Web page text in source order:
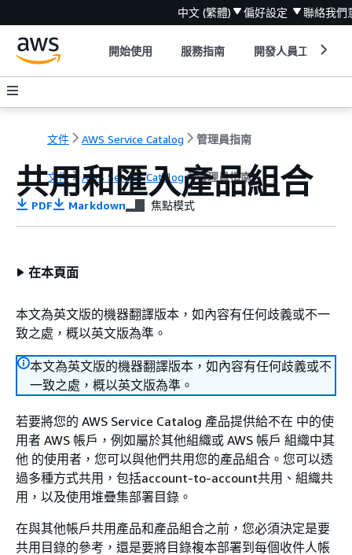
中文 (繁體) 偏好設定 聯絡我們
開始使用 服務指南 開發人員工具
文件 AWS Service Catalog 管理員指南
文件 AWS Service Catalog 管理員指南
共用和匯入產品組合
PDF Markdown 焦點模式
在本頁面
本文為英文版的機器翻譯版本，如內容有任何歧義或不一
致之處，概以英文版為準。
本文為英文版的機器翻譯版本，如內容有任何歧義或不
一致之處，概以英文版為準。
若要將您的 AWS Service Catalog 產品提供給不在 中的使
用者 AWS 帳戶，例如屬於其他組織或 AWS 帳戶 組織中其
他 的使用者，您可以與他們共用您的產品組合。您可以透
過多種方式共用，包括account-to-account共用、組織共
用，以及使用堆疊集部署目錄。
在與其他帳戶共用產品和產品組合之前，您必須決定是要
共用目錄的參考，還是要將目錄複本部署到每個收件人帳